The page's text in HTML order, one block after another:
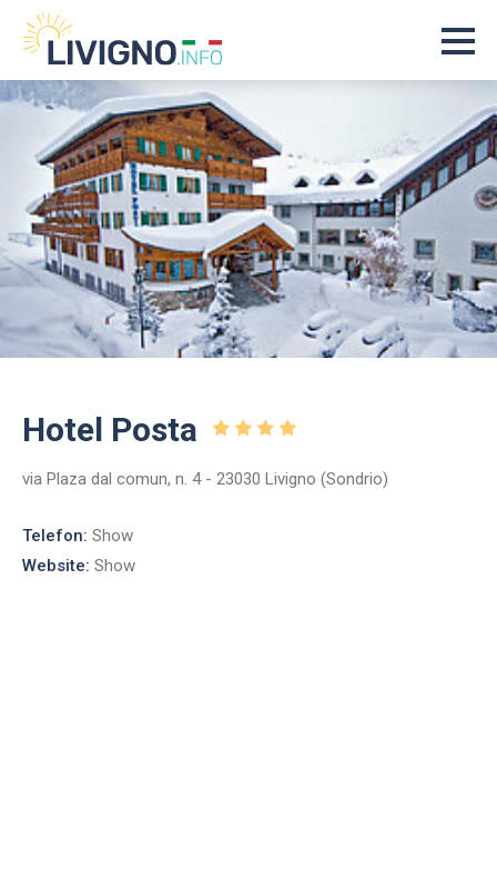
Hotel Posta
via Plaza dal comun, n. 4 - 23030 Livigno (Sondrio)
Telefon: Show
Website: Show